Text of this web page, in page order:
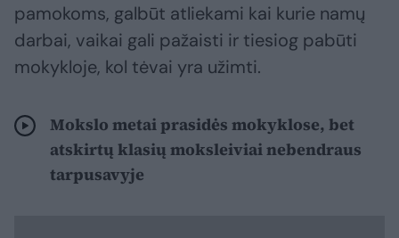
pamokoms, galbūt atliekami kai kurie namų
darbai, vaikai gali pažaisti ir tiesiog pabūti
mokykloje, kol tėvai yra užimti.
Mokslo metai prasidės mokyklose, bet
atskirtų klasių moksleiviai nebendraus
tarpusavyje